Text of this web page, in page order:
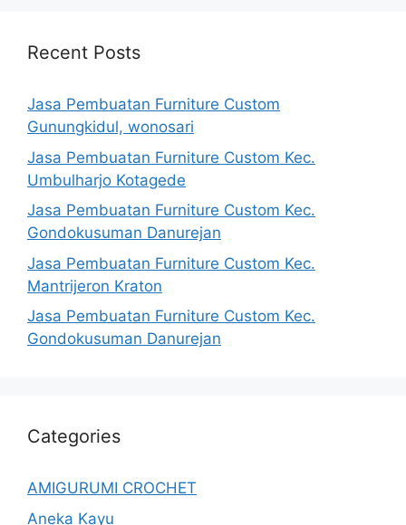
Recent Posts
Jasa Pembuatan Furniture Custom
Gunungkidul, wonosari
Jasa Pembuatan Furniture Custom Kec.
Umbulharjo Kotagede
Jasa Pembuatan Furniture Custom Kec.
Gondokusuman Danurejan
Jasa Pembuatan Furniture Custom Kec.
Mantrijeron Kraton
Jasa Pembuatan Furniture Custom Kec.
Gondokusuman Danurejan
Categories
AMIGURUMI CROCHET
Aneka Kayu